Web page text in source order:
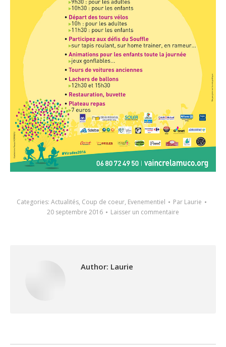
Categories: Actualités, Coup de coeur, Evenementiel Par Laurie
20 septembre 2016
Laisser un commentaire
Author: Laurie